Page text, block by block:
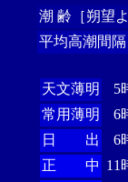
潮 齢［朔望
平均高潮間隔
天文薄明
5
常用薄明
6
日 出
6
正 中 11